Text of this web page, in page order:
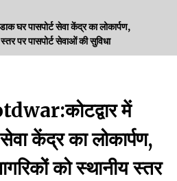
Day : विश्व अल्पसंख्यक अधिकार दिवस
हुए सीएम,आधुनिक मदरसों का नाम अब्दुल कलाम के नाम
The Day 7 September
7, 2023
The Day 6 September
घर पासपोर्ट सेवा केंद्र का लोकार्पण,
पर पासपोर्ट सेवाओं की सुविधा
में
केंद्र का लोकार्पण,
को स्थानीय स्तर